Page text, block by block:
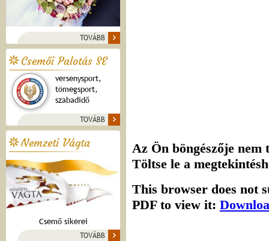
TOVÁBB
Csemői Palotás SE
versenysport,
tömegsport,
szabadidő
TOVÁBB
Nemzeti Vágta
Csemő sikerei
TOVÁBB